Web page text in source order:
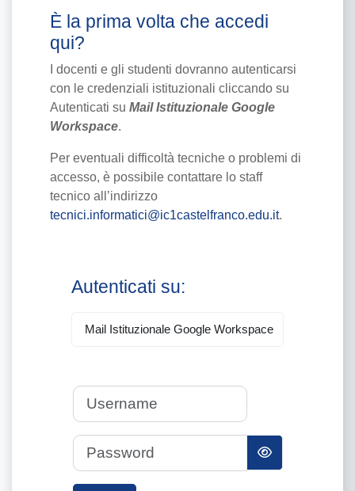
È la prima volta che accedi
qui?
I docenti e gli studenti dovranno autenticarsi
con le credenziali istituzionali cliccando su
Autenticati su Mail Istituzionale Google
Workspace.
Per eventuali difficoltà tecniche o problemi di
accesso, è possibile contattare lo staff
tecnico all’indirizzo
tecnici.informatici@ic1castelfranco.edu.it.
Autenticati su:
Mail Istituzionale Google Workspace
Username
Password